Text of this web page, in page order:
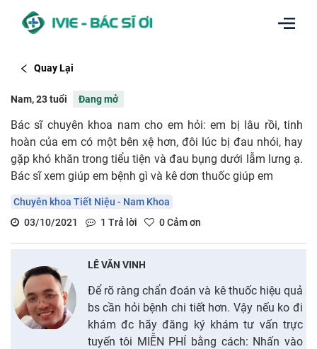
Quay Lại
Nam, 23 tuổi Đang mở
Bác sĩ chuyên khoa nam cho em hỏi: em bị lâu rồi, tinh
hoàn của em có một bên xệ hơn, đôi lúc bị đau nhói, hay
gặp khó khăn trong tiểu tiện và đau bụng dưới lẫm lưng ạ.
Bác sĩ xem giúp em bệnh gì và kê dơn thuốc giúp em
Chuyên khoa Tiết Niệu - Nam Khoa
03/10/2021
1 Trả lời 0Cảm ơn
LÊ VĂN VINH
Để rõ ràng chẩn đoán và kê thuốc hiệu quả
bs cần hỏi bệnh chi tiết hơn. Vậy nếu ko đi
khám đc hãy đăng ký khám tư vấn trực
tuyến tôi MIỄN PHÍ bằng cách: Nhấn vào